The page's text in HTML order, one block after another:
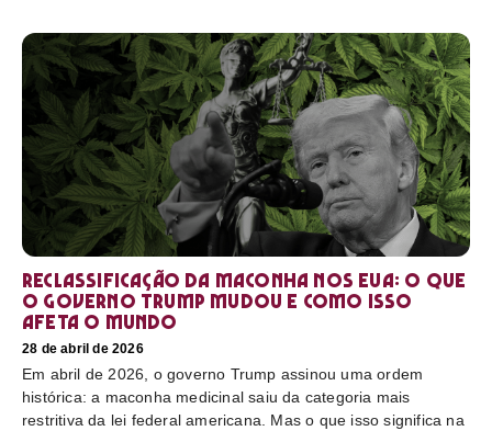
Reclassificação da maconha nos EUA: o que
o governo Trump mudou e como isso
afeta o mundo
28 de abril de 2026
Em abril de 2026, o governo Trump assinou uma ordem
histórica: a maconha medicinal saiu da categoria mais
restritiva da lei federal americana. Mas o que isso significa na